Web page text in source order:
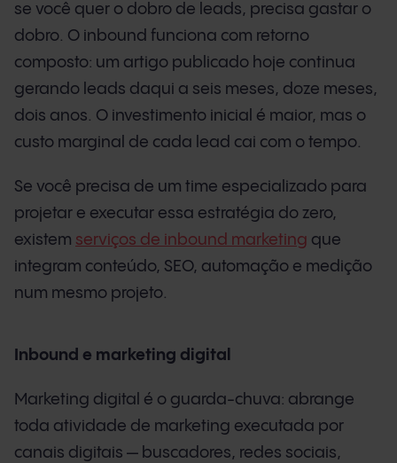
se você quer o dobro de leads, precisa gastar o
dobro. O inbound funciona com retorno
composto: um artigo publicado hoje continua
gerando leads daqui a seis meses, doze meses,
dois anos. O investimento inicial é maior, mas o
custo marginal de cada lead cai com o tempo.
Se você precisa de um time especializado para
projetar e executar essa estratégia do zero,
existem serviços de inbound marketing que
integram conteúdo, SEO, automação e medição
num mesmo projeto.
Inbound e marketing digital
Marketing digital é o guarda-chuva: abrange
toda atividade de marketing executada por
canais digitais — buscadores, redes sociais,